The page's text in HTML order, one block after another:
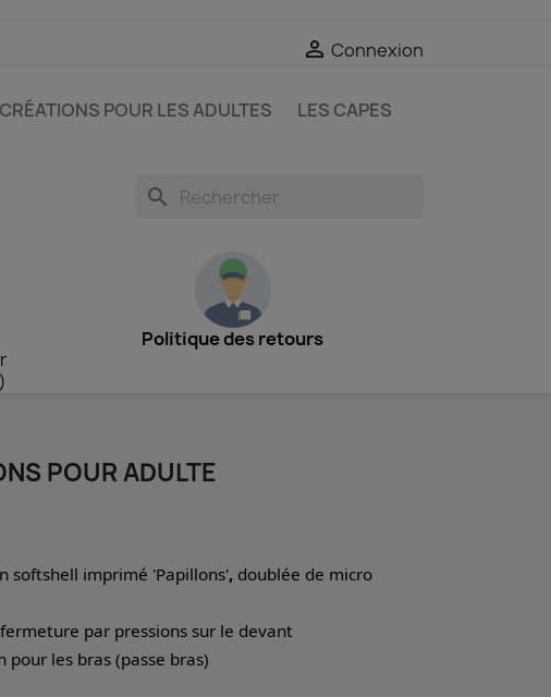
 Connexion
POUR LES ADULTES
LES CAPES
search
Politique des retours
POUR ADULTE
softshell imprimé 'Papillons', doublée de micro
par pressions sur le devant
pour les bras (passe bras)